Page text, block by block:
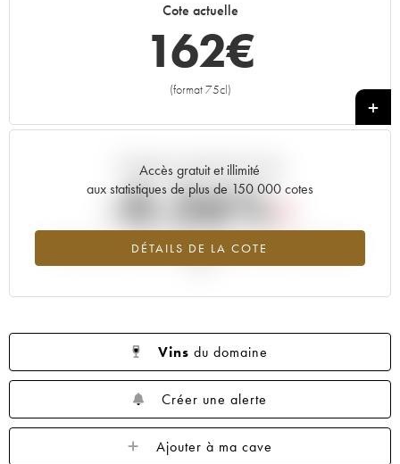
1979
1970
Cote actuelle
162€
(format 75cl)
+
Accès gratuit et illimité
aux statistiques de plus de 150 000 cotes
DÉTAILS DE LA COTE
Tendance actuelle de la cote
-0.26%
Tendance à la baisse du millésime 1988 en 2026 par rapport à
Vins du domaine
Créer une alerte
Ajouter à ma cave